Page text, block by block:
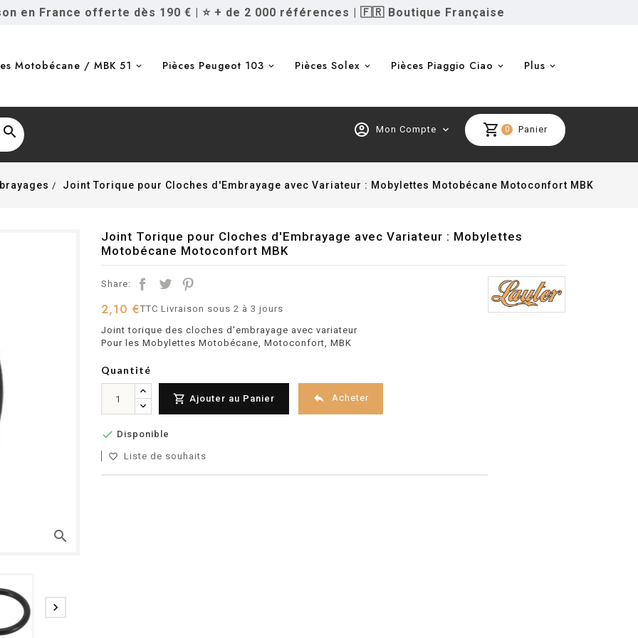
en France offerte dès 190 € | ⭐ + de 2 000 références | 🇫🇷 Boutique Française
Motobécane / MBK 51 Pièces Peugeot 103 Pièces Solex Pièces Piaggio Ciao Plus
 shopping_cart 0 Panier
account_circle Mon Compte expand_more
Joint Torique pour Cloches d'Embrayage avec Variateur : Mobylettes Motobécane Motoconfort MBK
search

Joint Torique pour Cloches d'Embrayage avec Variateur : Mobylettes
Motobécane Motoconfort MBK
Share:
2,10 €TTC Livraison sous 2 à 3 jours
Joint torique des cloches d'embrayage avec variateur
Pour les Mobylettes Motobécane, Motoconfort, MBK
Quantité
 Ajouter au Panier  Acheter
 Disponible
favorite_border Liste de souhaits